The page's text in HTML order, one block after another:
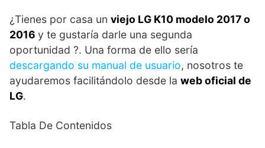
¿Tienes por casa un viejo LG K10 modelo 2017 o
2016 y te gustaría darle una segunda
oportunidad ?. Una forma de ello sería
descargando su manual de usuario, nosotros te
ayudaremos facilitándolo desde la web oficial de
LG.
Tabla De Contenidos